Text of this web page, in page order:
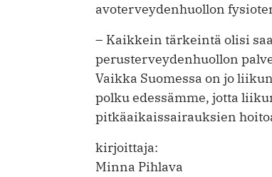
avoterveydenhuollon
– Kaikkein tärkeintä olisi
perusterveydenhuollon
Vaikka Suomessa on jo
polku edessämme, jotta
pitkäaikaissairauksien
kirjoittaja:
Minna Pihlava